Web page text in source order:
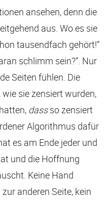
ansehen, denn die
aus. Wo es sie
tausendfach gehört!“
schlimm sein?“. Nur
Seiten fühlen. Die
sie zensiert wurden,
dassso zensiert
Algorithmus dafür
es am Ende jeder und
und die Hoffnung
Keine Hand
anderen Seite, kein